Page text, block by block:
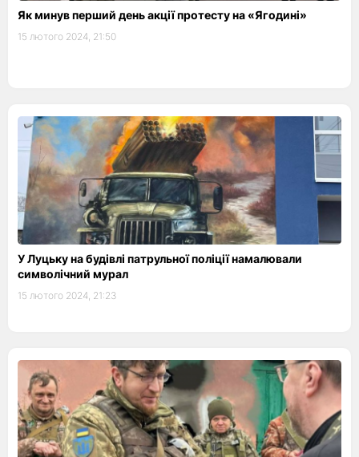
Як минув перший день акції протесту на «Ягодині»
15 лютого 2024, 21:50
У Луцьку на будівлі патрульної поліції намалювали
символічний мурал
15 лютого 2024, 21:23